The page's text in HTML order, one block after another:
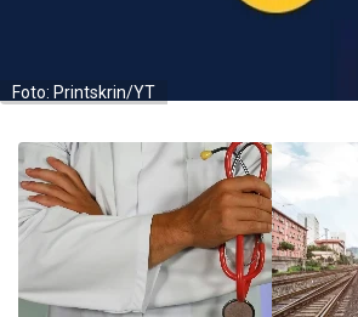
Foto: Printskrin/YT